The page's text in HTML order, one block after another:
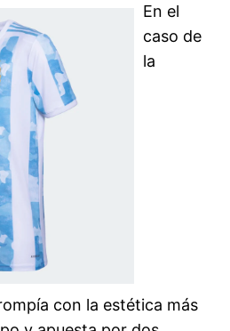
En el
caso de
la
con la estética más